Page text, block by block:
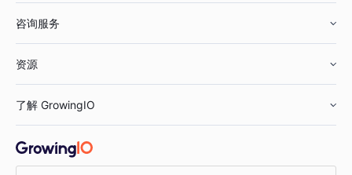
鞋服行业
汽车行业
金融行业
智能运营
获客分析
咨询服务
资源
增长公开课
了解 GrowingIO
关于 GrowingIO